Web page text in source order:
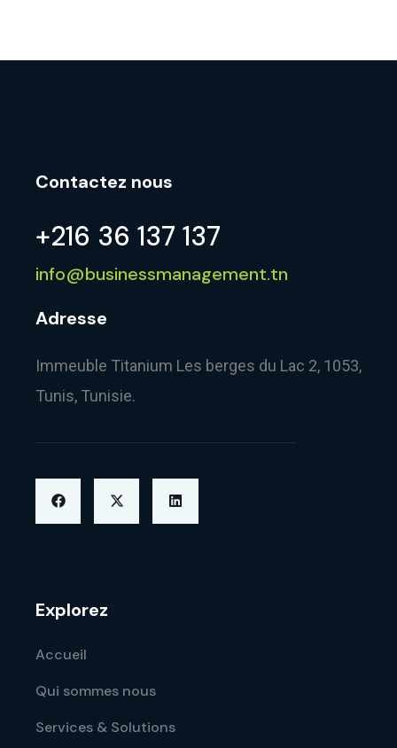
Contactez nous
+216 36 137 137
info@businessmanagement.tn
Adresse
Immeuble Titanium Les berges du Lac 2, 1053,
Tunis, Tunisie.
Explorez
Accueil
Qui sommes nous
Services & Solutions